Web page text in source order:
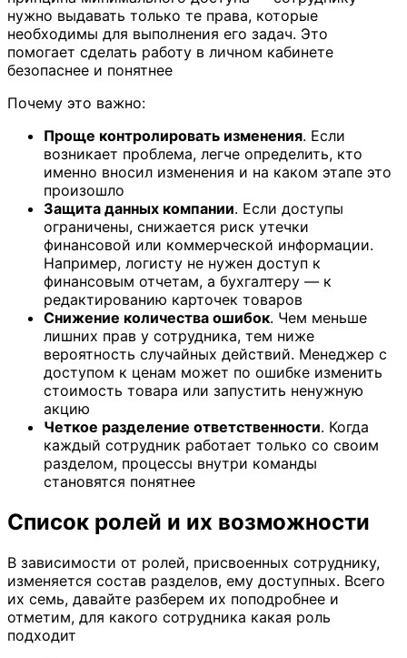
нужно выдавать только те права, которые
необходимы для выполнения его задач. Это
помогает сделать работу в личном кабинете
безопаснее и понятнее
Почему это важно:
Проще контролировать изменения. Если
возникает проблема, легче определить, кто
именно вносил изменения и на каком этапе это
произошло
Защита данных компании. Если доступы
ограничены, снижается риск утечки
финансовой или коммерческой информации.
Например, логисту не нужен доступ к
финансовым отчетам, а бухгалтеру — к
редактированию карточек товаров
Снижение количества ошибок. Чем меньше
лишних прав у сотрудника, тем ниже
вероятность случайных действий. Менеджер с
доступом к ценам может по ошибке изменить
стоимость товара или запустить ненужную
акцию
Четкое разделение ответственности. Когда
каждый сотрудник работает только со своим
разделом, процессы внутри команды
становятся понятнее
Список ролей и их возможности
В зависимости от ролей, присвоенных сотруднику,
изменяется состав разделов, ему доступных. Всего
их семь, давайте разберем их поподробнее и
отметим, для какого сотрудника какая роль
подходит